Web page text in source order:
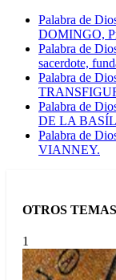
Palabra de
DOMINGO,
Palabra de
sacerdote,
Palabra de
Palabra de
DE LA
Palabra de
VIANNEY.
OTROS TEMAS
1